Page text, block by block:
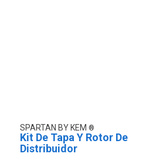
SPARTAN BY KEM
Kit De Tapa Y Rotor De
Distribuidor